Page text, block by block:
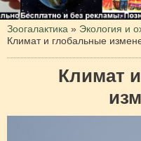
Зоогалактика » Экология и
Климат и глобальные
Климат